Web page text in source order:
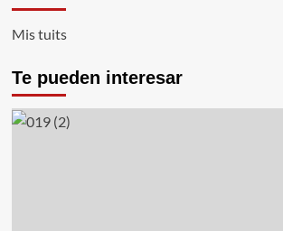
Mis tuits
Te pueden interesar